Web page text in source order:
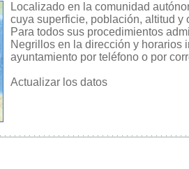
Localizado en la comunidad
cuya superficie, población, altitud y
Para todos sus procedimientos
Negrillos en la dirección y horarios
ayuntamiento por teléfono o por
Actualizar los datos